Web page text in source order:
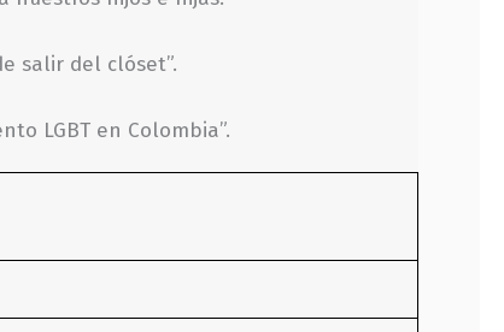
salir del clóset”.
LGBT en Colombia”.